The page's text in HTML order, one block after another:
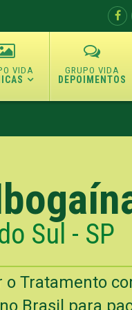
DEPOIMENTOS
Sul - SP
o Tratamento
Brasil para